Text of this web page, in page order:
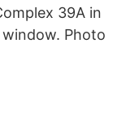
39A in
Photo